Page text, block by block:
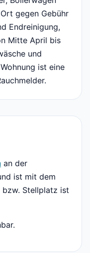
gegen Gebühr
Endreinigung,
Mitte April bis
und
ist eine
an der
ist mit dem
bzw. Stellplatz ist